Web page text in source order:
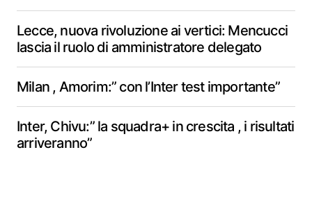
Lecce, nuova rivoluzione ai vertici: Mencucci
lascia il ruolo di amministratore delegato
Milan , Amorim:” con l’Inter test importante”
Inter, Chivu:” la squadra+ in crescita , i risultati
arriveranno”